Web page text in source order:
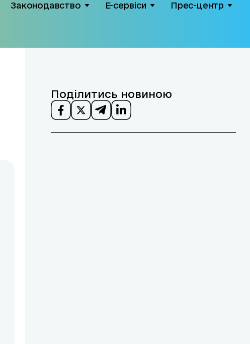
Законодавство Е-сервіси Прес-центр
Поділитись новиною